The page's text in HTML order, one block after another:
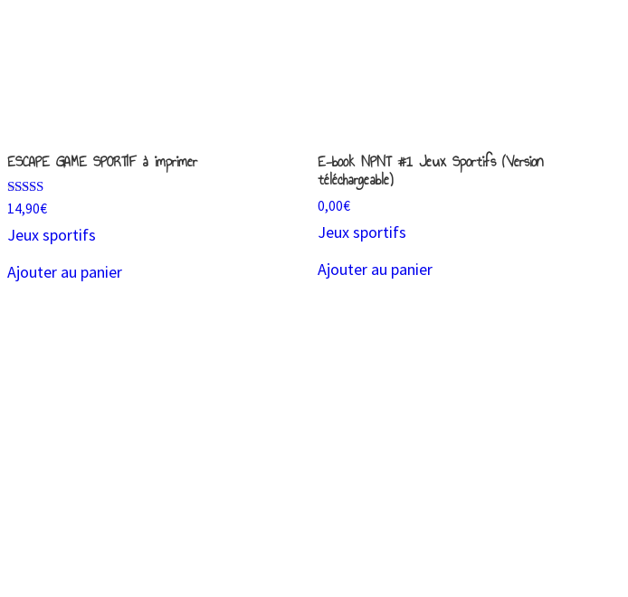
ESCAPE GAME SPORTIF à imprimer
Note
5.00
sur 5
14,90€
Jeux sportifs
Ajouter au panier
E-book NPNT #1 Jeux Sportifs (Version
téléchargeable)
0,00€
Jeux sportifs
Ajouter au panier